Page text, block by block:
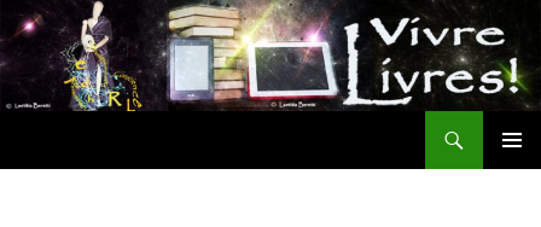
Aller
au
contenu